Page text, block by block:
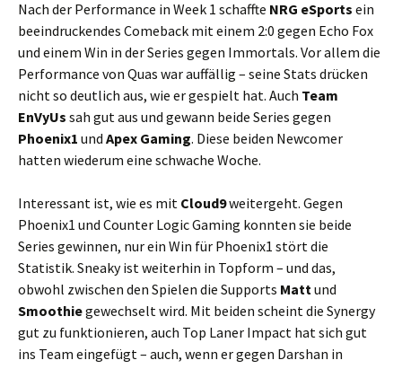
Nach der Performance in Week 1 schaffte NRG eSports ein
beeindruckendes Comeback mit einem 2:0 gegen Echo Fox
und einem Win in der Series gegen Immortals. Vor allem die
Performance von Quas war auffällig – seine Stats drücken
nicht so deutlich aus, wie er gespielt hat. Auch Team
EnVyUs sah gut aus und gewann beide Series gegen
Phoenix1 und Apex Gaming. Diese beiden Newcomer
hatten wiederum eine schwache Woche.
Interessant ist, wie es mit Cloud9weitergeht. Gegen
Phoenix1 und Counter Logic Gaming konnten sie beide
Series gewinnen, nur ein Win für Phoenix1 stört die
Statistik. Sneaky ist weiterhin in Topform – und das,
obwohl zwischen den Spielen die Supports Matt und
Smoothiegewechselt wird. Mit beiden scheint die Synergy
gut zu funktionieren, auch Top Laner Impact hat sich gut
ins Team eingefügt – auch, wenn er gegen Darshan in